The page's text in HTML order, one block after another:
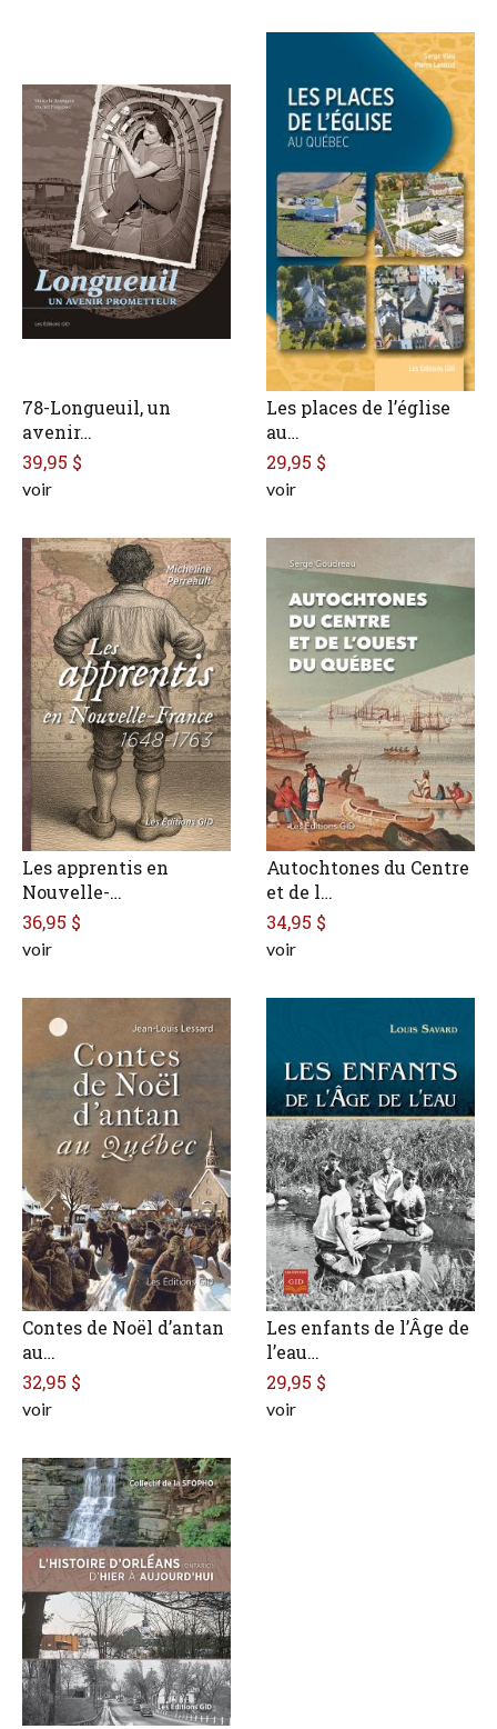
78-Longueuil, un
avenir…
39,95 $
voir
Les places de l’église
au…
29,95 $
voir
Les apprentis en
Nouvelle-…
36,95 $
voir
Autochtones du Centre
et de l…
34,95 $
voir
Contes de Noël d’antan
au…
32,95 $
voir
Les enfants de l’Âge de
l’eau…
29,95 $
voir